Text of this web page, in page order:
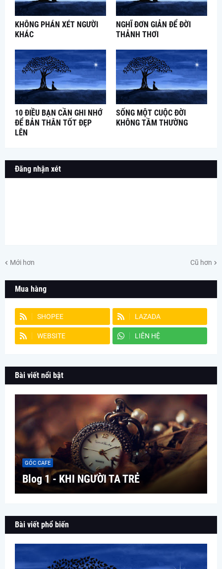
KHÔNG PHÁN XÉT NGƯỜI
KHÁC
NGHĨ ĐƠN GIẢN ĐỂ ĐỜI
THẢNH THƠI
10 ĐIỀU BẠN CẦN GHI NHỚ
ĐỂ BẢN THÂN TỐT ĐẸP
LÊN
SỐNG MỘT CUỘC ĐỜI
KHÔNG TẦM THƯỜNG
Đăng nhận xét
Mới hơn Cũ hơn
Mua hàng
SHOPEE LAZADA
WEBSITE LIÊN HỆ
Bài viết nổi bật
GÓC CAFE
Blog 1 - KHI NGƯỜI TA TRẺ
Bài viết phổ biến